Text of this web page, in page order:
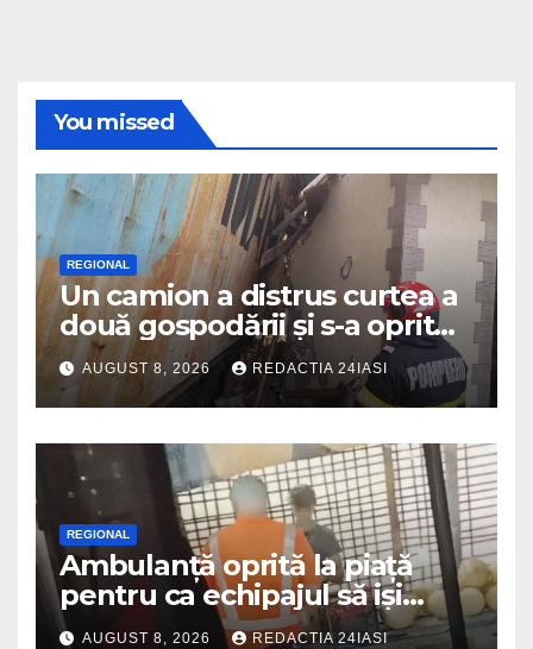
You missed
REGIONAL
Un camion a distrus curtea a
două gospodării și s-a oprit
intr-o locuință
AUGUST 8, 2026 REDACTIA 24IASI
REGIONAL
Ambulanță oprită la piață
pentru ca echipajul să iși
cumpere pepene și legume.
AUGUST 8, 2026 REDACTIA 24IASI